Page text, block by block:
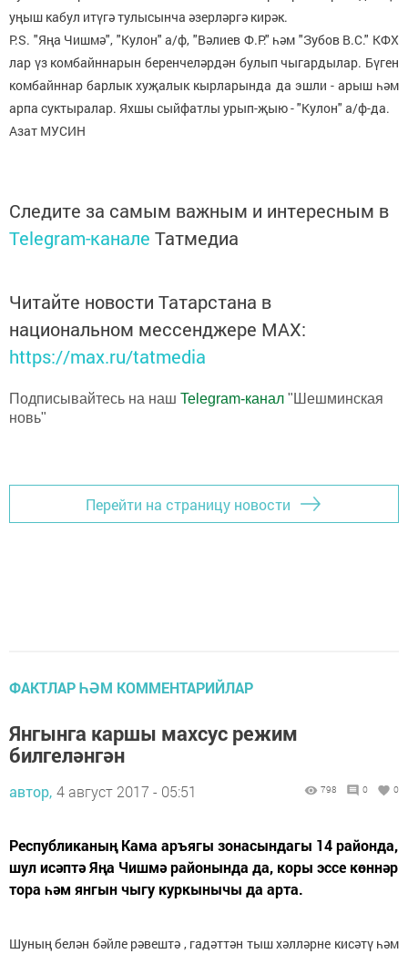
уңыш кабул итүгә тулысынча әзерләргә кирәк.
P.S. "Яңа Чишмә", "Кулон" а/ф, "Вәлиев Ф.Р." һәм "Зубов В.С." КФХ
лар үз комбайннарын беренчеләрдән булып чыгардылар. Бүген
комбайннар барлык хуҗалык кырларында да эшли - арыш һәм
арпа суктыралар. Яхшы сыйфатлы урып-җыю - "Кулон" а/ф-да.
Азат МУСИН
Следите за самым важным и интересным в
Telegram-канале Татмедиа
Читайте новости Татарстана в
национальном мессенджере MАХ:
https://max.ru/tatmedia
Подписывайтесь на наш Telegram-канал "Шешминская
новь"
Перейти на страницу новости
ФАКТЛАР ҺӘМ КОММЕНТАРИЙЛАР
Янгынга каршы махсус режим
билгеләнгән
автор, 4 август 2017 - 05:51 798 0 0
Республиканың Кама аръягы зонасындагы 14 районда,
шул исәптә Яңа Чишмә районында да, коры эссе көннәр
тора һәм янгын чыгу куркынычы да арта.
Шуның белән бәйле рәвештә , гадәттән тыш хәлләрне кисәтү һәм